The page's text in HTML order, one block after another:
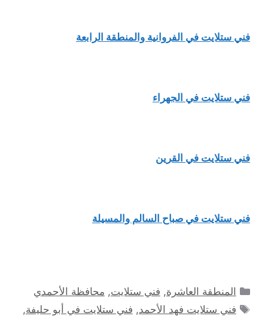
فني ستلايت في الفروانية والمنطقة الرابعة
فني ستلايت في الجهراء
فني ستلايت في القرين
فني ستلايت في صباح السالم والمسيلة
التصنيفات
المنطقة العاشرة, فني ستلايت, محافظة الأحمدي
الوسوم
فني ستلايت فهد الأحمد, فني ستلايت في أبو حليفة,